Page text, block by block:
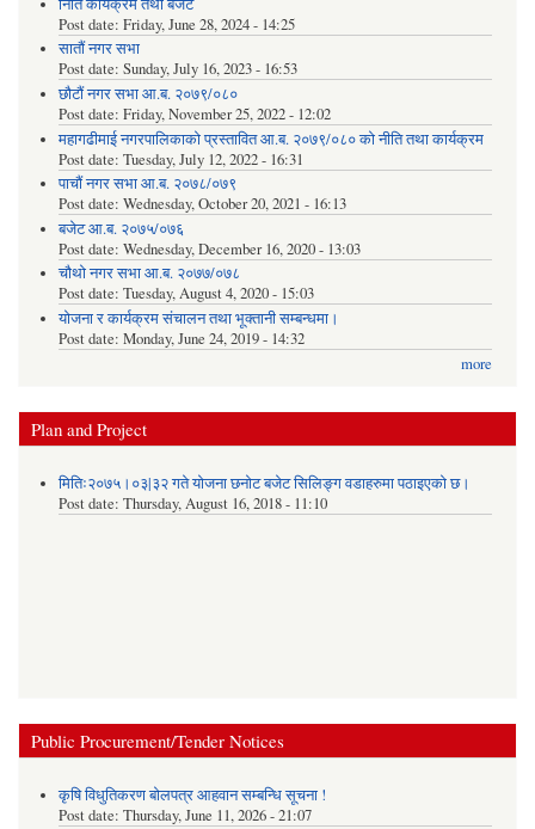
निति कार्यक्रम तथा बजेट
Post date: Friday, June 28, 2024 - 14:25
सातौं नगर सभा
Post date: Sunday, July 16, 2023 - 16:53
छौटौं नगर सभा आ.ब. २०७९/०८०
Post date: Friday, November 25, 2022 - 12:02
महागढीमाई नगरपालिकाको प्रस्तावित आ.ब. २०७९/०८० को नीति तथा कार्यक्रम
Post date: Tuesday, July 12, 2022 - 16:31
पाचौं नगर सभा आ.ब. २०७८/०७९
Post date: Wednesday, October 20, 2021 - 16:13
बजेट आ.ब. २०७५/०७६
Post date: Wednesday, December 16, 2020 - 13:03
चौथो नगर सभा आ.ब. २०७७/०७८
Post date: Tuesday, August 4, 2020 - 15:03
योजना र कार्यक्रम संचालन तथा भूक्तानी सम्बन्धमा।
Post date: Monday, June 24, 2019 - 14:32
more
Plan and Project
मितिः२०७५।०३|३२ गते योजना छनोट बजेट सिलिङ्ग वडाहरुमा पठाइएको छ​।
Post date: Thursday, August 16, 2018 - 11:10
Public Procurement/Tender Notices
कृषि विधुतिकरण बोलपत्र आहवान सम्बन्धि सूचना !
Post date: Thursday, June 11, 2026 - 21:07